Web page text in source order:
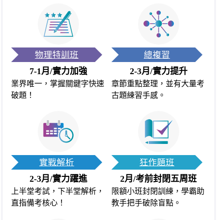
物理特訓班
7-1月/實力加強
業界唯一，掌握關鍵字快速
破題！
總複習
2-3月/實力提升
章節重點整理，並有大量考
古題練習手感。
實戰解析
2-3月/實力躍進
上半堂考試，下半堂解析，
直指備考核心！
狂作題班
2月/考前封閉五周班
限額小班封閉訓練，學霸助
教手把手破除盲點。